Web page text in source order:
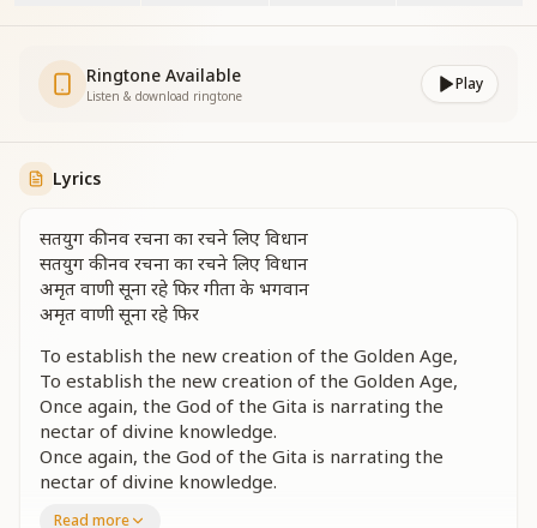
Ringtone Available
Listen & download ringtone
Play
Lyrics
सतयुग की नव रचना का रचने लिए विधान
सतयुग की नव रचना का रचने लिए विधान
अमृत वाणी सूना रहे फिर गीता के भगवान
अमृत वाणी सूना रहे फिर
To establish the new creation of the Golden Age,
To establish the new creation of the Golden Age,
Once again, the God of the Gita is narrating the
nectar of divine knowledge.
Once again, the God of the Gita is narrating the
nectar of divine knowledge.
होते है अज्ञान से हिंसा झूठ ओर पाप
Read more